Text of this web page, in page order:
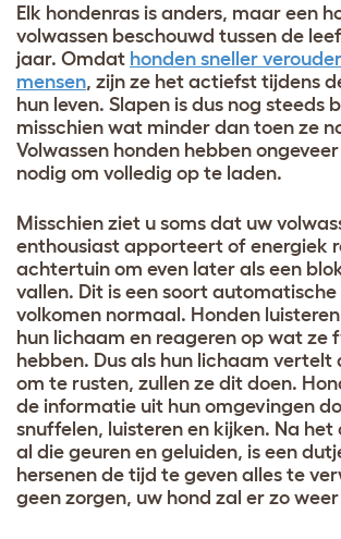
Elk hondenras is anders, maar een
volwassen beschouwd tussen de
jaar. Omdat honden sneller
mensen, zijn ze het actiefst tijdens
hun leven. Slapen is dus nog steeds
misschien wat minder dan toen ze
Volwassen honden hebben
nodig om volledig op te laden.
Misschien ziet u soms dat uw
enthousiast apporteert of energiek
achtertuin om even later als een
vallen. Dit is een soort automatische
volkomen normaal. Honden
hun lichaam en reageren op wat ze
hebben. Dus als hun lichaam vertelt
om te rusten, zullen ze dit doen.
de informatie uit hun omgevingen
snuffelen, luisteren en kijken. Na het
al die geuren en geluiden, is een
hersenen de tijd te geven alles te
geen zorgen, uw hond zal er zo